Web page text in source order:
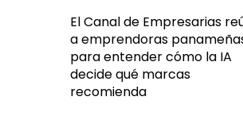
El Canal de Empresarias
a emprendoras
para entender cómo la IA
decide qué marcas
recomienda